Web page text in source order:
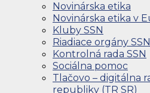
Novinárska etika
Novinárska etika v
Kluby SSN
Riadiace orgány SSN
Kontrolná rada SSN
Sociálna pomoc
Tlačovo – digitálna
republiky (TR SR)